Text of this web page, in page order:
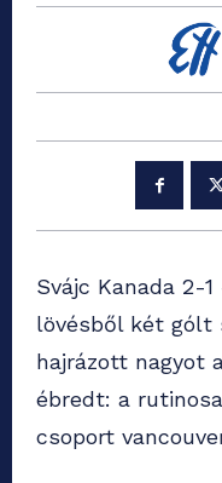
Svájc Kanada 2-
lövésből két gólt
hajrázott nagyot
ébredt: a
csoport